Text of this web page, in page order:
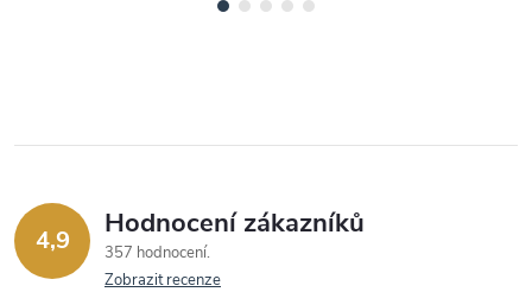
4,9 Hodnocení zákazníků
357 hodnocení
Zobrazit recenze